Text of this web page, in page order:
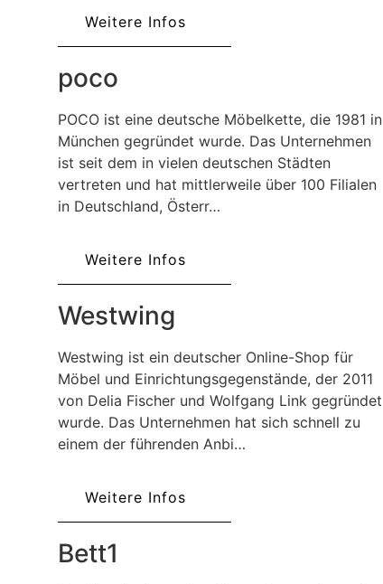
Weitere Infos
poco
POCO ist eine deutsche Möbelkette, die 1981 in
München gegründet wurde. Das Unternehmen
ist seit dem in vielen deutschen Städten
vertreten und hat mittlerweile über 100 Filialen
in Deutschland, Österr…
Weitere Infos
Westwing
Westwing ist ein deutscher Online-Shop für
Möbel und Einrichtungsgegenstände, der 2011
von Delia Fischer und Wolfgang Link gegründet
wurde. Das Unternehmen hat sich schnell zu
einem der führenden Anbi…
Weitere Infos
Bett1